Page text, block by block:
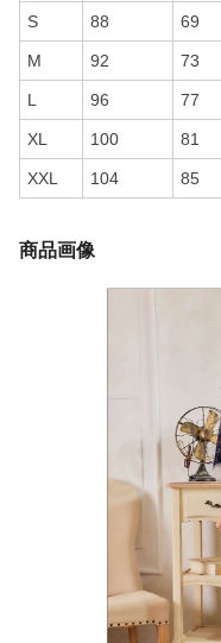
S 88 69
M 92 73
L 96 77
XL 100 81
XXL 104 85
商品画像